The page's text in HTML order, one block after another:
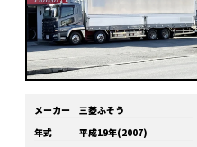
メーカー
三菱ふそう
年式
平成19年(2007)